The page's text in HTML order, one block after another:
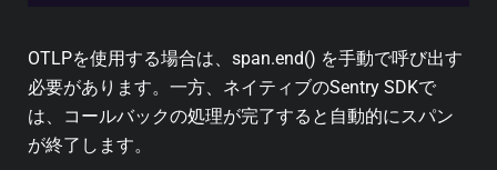
OTLPを使用する場合は、span.end() を手動で呼び出す
必要があります。一方、ネイティブのSentry SDKで
は、コールバックの処理が完了すると自動的にスパン
が終了します。